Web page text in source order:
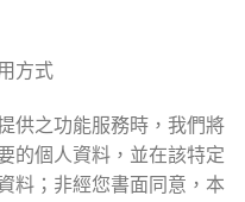
方式
供之功能服務時，我們將
的個人資料，並在該特定
料；非經您書面同意，本